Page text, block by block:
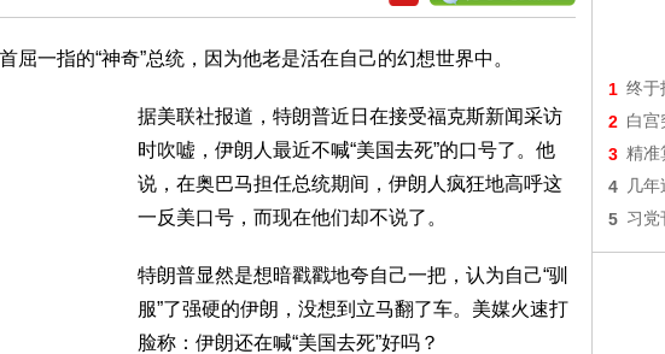
屈一指的“神奇”总统，因为他老是活在自己的幻想世界中。
据美联社报道，特朗普近日在接受福克斯新闻采访
时吹嘘，伊朗人最近不喊“美国去死”的口号了。他
说，在奥巴马担任总统期间，伊朗人疯狂地高呼这
一反美口号，而现在他们却不说了。
特朗普显然是想暗戳戳地夸自己一把，认为自己“驯
服”了强硬的伊朗，没想到立马翻了车。美媒火速打
脸称：伊朗还在喊“美国去死”好吗？
1 终于
2 白宫
3 精准
4 几
5 习党